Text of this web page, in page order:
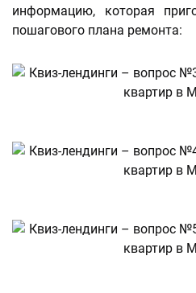
информацию, которая
пошагового плана ремонта: